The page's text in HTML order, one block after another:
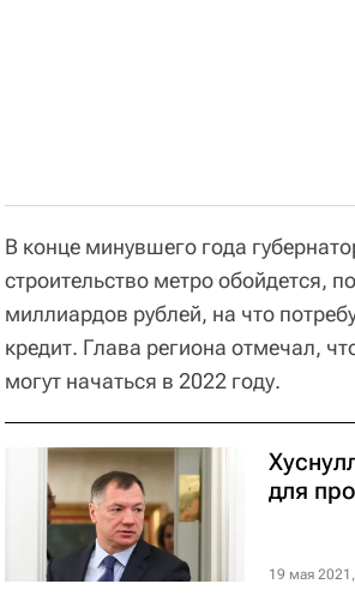
В конце минувшего года
строительство метро обойдется,
миллиардов рублей, на что
кредит. Глава региона отмечал,
могут начаться в 2022 году.
для
19 мая